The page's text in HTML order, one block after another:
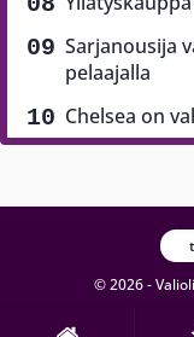
Sarjanousija
pelaajalla
Chelsea on
© 2026 -